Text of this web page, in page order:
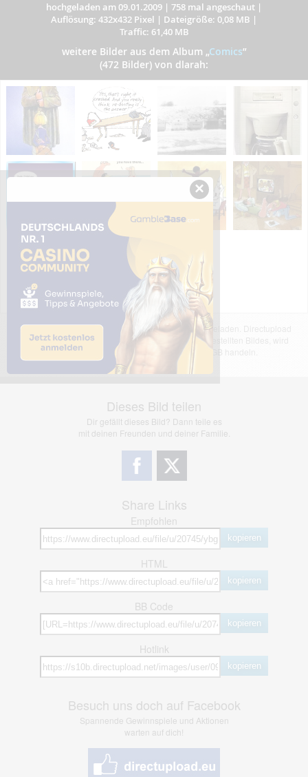
hochgeladen am 09.01.2009 | 758 mal angeschaut |
Auflösung: 432x432 Pixel | Dateigröße: 0,08 MB |
Traffic: 61,40 MB
weitere Bilder aus dem Album „Comics”
(472 Bilder) von dlarah:
Das dargestellte Bild wurde von einem Nutzer hochgeladen. Directupload
übernimmt keinerlei Haftung für den Inhalt des dargestellten Bildes, wird
jedoch bei Verstößen nach §2(3) unserer AGB handeln.
Dieses Bild teilen
Dir gefällt dieses Bild? Dann teile es
mit deinen Freunden und deiner Familie.
Share Links
Empfohlen
kopieren
HTML
kopieren
BB Code
kopieren
Hotlink
kopieren
Besuch uns doch auf Facebook
Spannende Gewinnspiele und Aktionen
warten auf dich!
×